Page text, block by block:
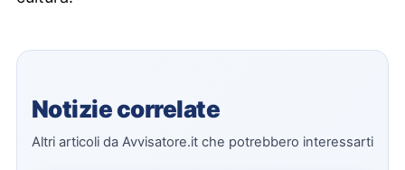
Notizie correlate
Altri articoli da Avvisatore.it che potrebbero interessarti